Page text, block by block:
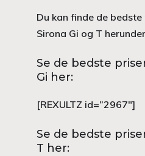
Du kan finde de
Sirona Gi og T
Se de bedste
Gi her:
[REXULTZ id=”2967″]
Se de bedste
T her: